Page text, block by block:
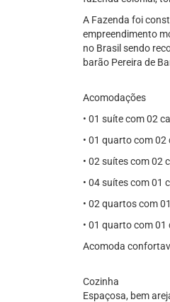
A Fazenda foi
empreendimento
no Brasil sendo
barão Pereira de
Acomodações
• 01 suíte com 02
• ⁠01 quarto com 02
• ⁠02 suítes com 02
• ⁠04 suítes com 01
• ⁠02 quartos com
• ⁠01 quarto com
Acomoda
Cozinha
Espaçosa, bem